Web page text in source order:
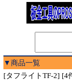
▼商品一覧
[タフライトTF-2] [4